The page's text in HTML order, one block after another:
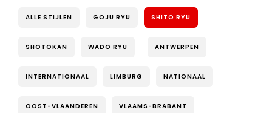
ALLE STIJLEN GOJU RYU SHITO RYU
SHOTOKAN WADO RYU ANTWERPEN
INTERNATIONAAL LIMBURG NATIONAAL
OOST-VLAANDEREN VLAAMS-BRABANT